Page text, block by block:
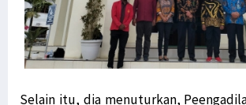
Selain itu, dia menuturkan,